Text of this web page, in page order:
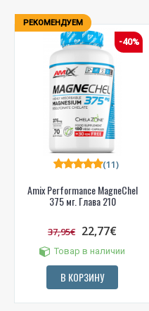
РЕКОМЕНДУЕМ
-40%
Amix Performance MagneChel
375 мг. Глава 210
(11)
37,95€ 22,77€
Товар в наличии
В КОРЗИНУ